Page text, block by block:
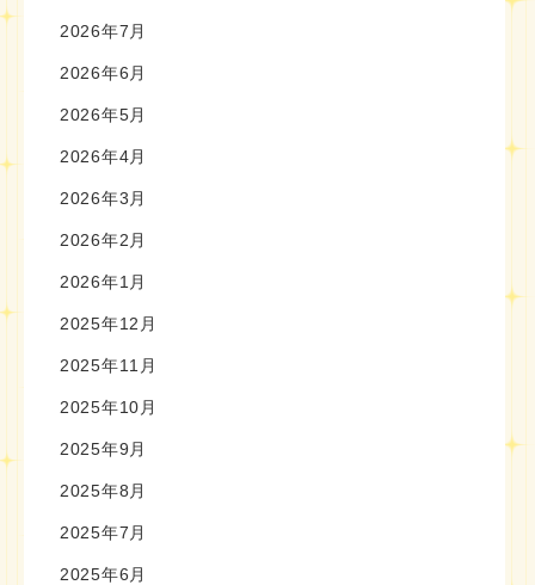
2026年7月
2026年6月
2026年5月
2026年4月
2026年3月
2026年2月
2026年1月
2025年12月
2025年11月
2025年10月
2025年9月
2025年8月
2025年7月
2025年6月